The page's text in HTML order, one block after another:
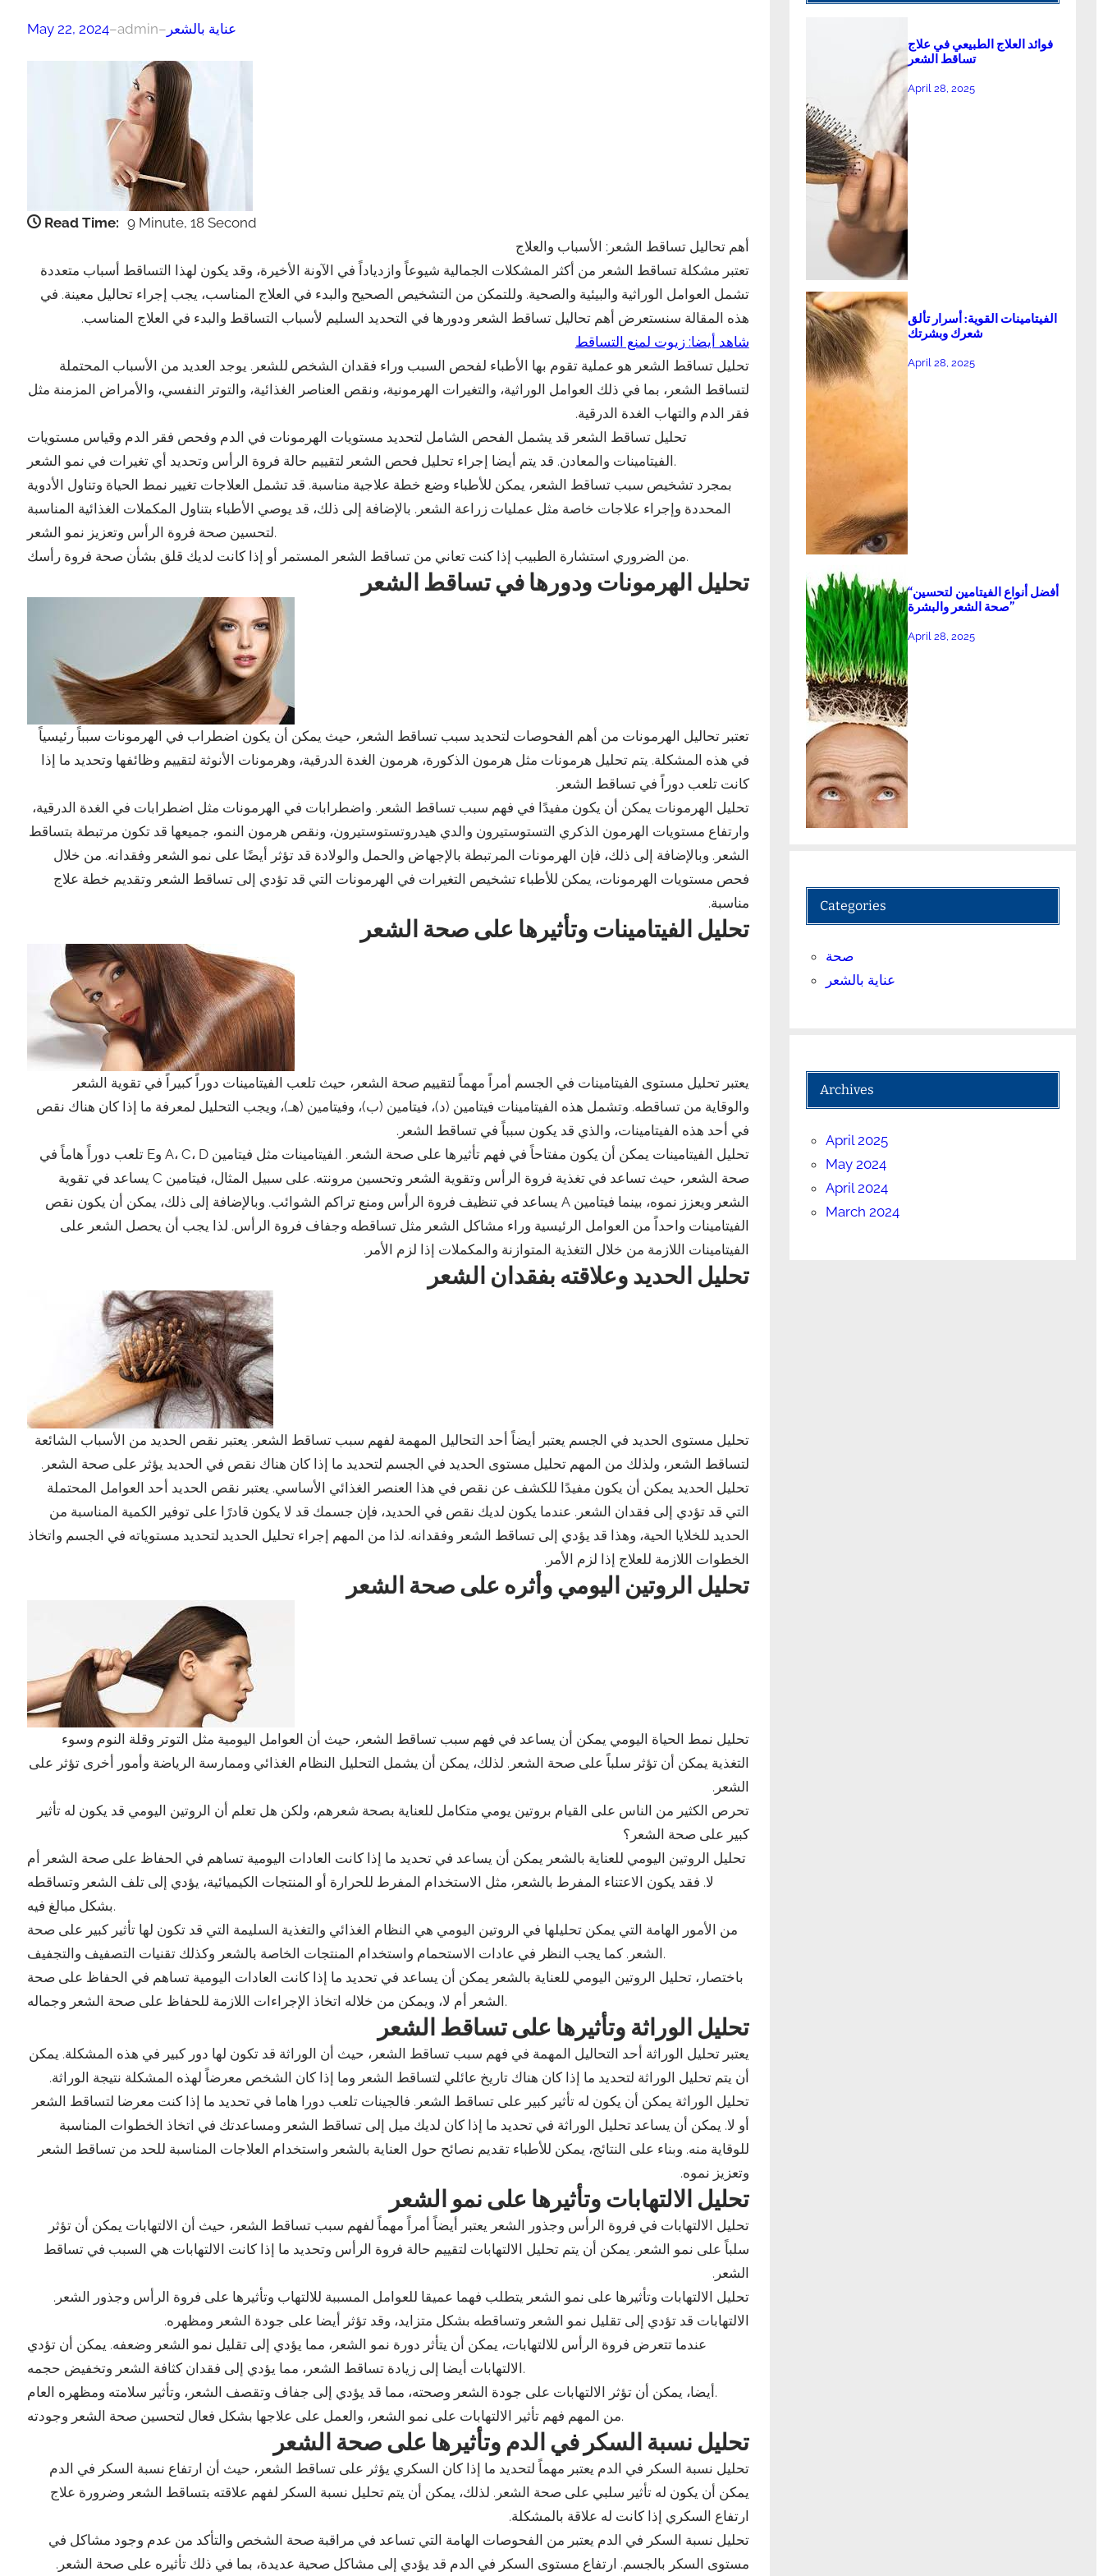
May 22, 2024–admin– عناية بالشعر
Read Time: 9 Minute, 18 Second
أهم تحاليل تساقط الشعر: الأسباب والعلاج
تعتبر مشكلة تساقط الشعر من أكثر المشكلات الجمالية شيوعاً وازدياداً في الآونة الأخيرة، وقد يكون لهذا التساقط أسباب متعددة
تشمل العوامل الوراثية والبيئية والصحية. وللتمكن من التشخيص الصحيح والبدء في العلاج المناسب، يجب إجراء تحاليل معينة. في
هذه المقالة سنستعرض أهم تحاليل تساقط الشعر ودورها في التحديد السليم لأسباب التساقط والبدء في العلاج المناسب.
شاهد أيضا: زيوت لمنع التساقط
تحليل تساقط الشعر هو عملية تقوم بها الأطباء لفحص السبب وراء فقدان الشخص للشعر. يوجد العديد من الأسباب المحتملة
لتساقط الشعر، بما في ذلك العوامل الوراثية، والتغيرات الهرمونية، ونقص العناصر الغذائية، والتوتر النفسي، والأمراض المزمنة مثل
فقر الدم والتهاب الغدة الدرقية.
تحليل تساقط الشعر قد يشمل الفحص الشامل لتحديد مستويات الهرمونات في الدم وفحص فقر الدم وقياس مستويات
الفيتامينات والمعادن. قد يتم أيضا إجراء تحليل فحص الشعر لتقييم حالة فروة الرأس وتحديد أي تغيرات في نمو الشعر.
بمجرد تشخيص سبب تساقط الشعر، يمكن للأطباء وضع خطة علاجية مناسبة. قد تشمل العلاجات تغيير نمط الحياة وتناول الأدوية
المحددة وإجراء علاجات خاصة مثل عمليات زراعة الشعر. بالإضافة إلى ذلك، قد يوصي الأطباء بتناول المكملات الغذائية المناسبة
لتحسين صحة فروة الرأس وتعزيز نمو الشعر.
من الضروري استشارة الطبيب إذا كنت تعاني من تساقط الشعر المستمر أو إذا كانت لديك قلق بشأن صحة فروة رأسك.
تحليل الهرمونات ودورها في تساقط الشعر
تعتبر تحاليل الهرمونات من أهم الفحوصات لتحديد سبب تساقط الشعر، حيث يمكن أن يكون اضطراب في الهرمونات سبباً رئيسياً
في هذه المشكلة. يتم تحليل هرمونات مثل هرمون الذكورة، هرمون الغدة الدرقية، وهرمونات الأنوثة لتقييم وظائفها وتحديد ما إذا
كانت تلعب دوراً في تساقط الشعر.
تحليل الهرمونات يمكن أن يكون مفيدًا في فهم سبب تساقط الشعر. واضطرابات في الهرمونات مثل اضطرابات في الغدة الدرقية،
وارتفاع مستويات الهرمون الذكري التستوستيرون والدي هيدروتستوستيرون، ونقص هرمون النمو، جميعها قد تكون مرتبطة بتساقط
الشعر. وبالإضافة إلى ذلك، فإن الهرمونات المرتبطة بالإجهاض والحمل والولادة قد تؤثر أيضًا على نمو الشعر وفقدانه. من خلال
فحص مستويات الهرمونات، يمكن للأطباء تشخيص التغيرات في الهرمونات التي قد تؤدي إلى تساقط الشعر وتقديم خطة علاج
مناسبة.
تحليل الفيتامينات وتأثيرها على صحة الشعر
يعتبر تحليل مستوى الفيتامينات في الجسم أمراً مهماً لتقييم صحة الشعر، حيث تلعب الفيتامينات دوراً كبيراً في تقوية الشعر
والوقاية من تساقطه. وتشمل هذه الفيتامينات فيتامين (د)، فيتامين (ب)، وفيتامين (هـ)، ويجب التحليل لمعرفة ما إذا كان هناك نقص
في أحد هذه الفيتامينات، والذي قد يكون سبباً في تساقط الشعر.
تحليل الفيتامينات يمكن أن يكون مفتاحاً في فهم تأثيرها على صحة الشعر. الفيتامينات مثل فيتامين A، C، D وE تلعب دوراً هاماً في
صحة الشعر، حيث تساعد في تغذية فروة الرأس وتقوية الشعر وتحسين مرونته. على سبيل المثال، فيتامين C يساعد في تقوية
الشعر ويعزز نموه، بينما فيتامين A يساعد في تنظيف فروة الرأس ومنع تراكم الشوائب. وبالإضافة إلى ذلك، يمكن أن يكون نقص
الفيتامينات واحداً من العوامل الرئيسية وراء مشاكل الشعر مثل تساقطه وجفاف فروة الرأس. لذا يجب أن يحصل الشعر على
الفيتامينات اللازمة من خلال التغذية المتوازنة والمكملات إذا لزم الأمر.
تحليل الحديد وعلاقته بفقدان الشعر
تحليل مستوى الحديد في الجسم يعتبر أيضاً أحد التحاليل المهمة لفهم سبب تساقط الشعر. يعتبر نقص الحديد من الأسباب الشائعة
لتساقط الشعر، ولذلك من المهم تحليل مستوى الحديد في الجسم لتحديد ما إذا كان هناك نقص في الحديد يؤثر على صحة الشعر.
تحليل الحديد يمكن أن يكون مفيدًا للكشف عن نقص في هذا العنصر الغذائي الأساسي. يعتبر نقص الحديد أحد العوامل المحتملة
التي قد تؤدي إلى فقدان الشعر. عندما يكون لديك نقص في الحديد، فإن جسمك قد لا يكون قادرًا على توفير الكمية المناسبة من
الحديد للخلايا الحية، وهذا قد يؤدي إلى تساقط الشعر وفقدانه. لذا من المهم إجراء تحليل الحديد لتحديد مستوياته في الجسم واتخاذ
الخطوات اللازمة للعلاج إذا لزم الأمر.
تحليل الروتين اليومي وأثره على صحة الشعر
تحليل نمط الحياة اليومي يمكن أن يساعد في فهم سبب تساقط الشعر، حيث أن العوامل اليومية مثل التوتر وقلة النوم وسوء
التغذية يمكن أن تؤثر سلباً على صحة الشعر. لذلك، يمكن أن يشمل التحليل النظام الغذائي وممارسة الرياضة وأمور أخرى تؤثر على
الشعر.
تحرص الكثير من الناس على القيام بروتين يومي متكامل للعناية بصحة شعرهم، ولكن هل تعلم أن الروتين اليومي قد يكون له تأثير
كبير على صحة الشعر؟
تحليل الروتين اليومي للعناية بالشعر يمكن أن يساعد في تحديد ما إذا كانت العادات اليومية تساهم في الحفاظ على صحة الشعر أم
لا. فقد يكون الاعتناء المفرط بالشعر، مثل الاستخدام المفرط للحرارة أو المنتجات الكيميائية، يؤدي إلى تلف الشعر وتساقطه
بشكل مبالغ فيه.
من الأمور الهامة التي يمكن تحليلها في الروتين اليومي هي النظام الغذائي والتغذية السليمة التي قد تكون لها تأثير كبير على صحة
الشعر. كما يجب النظر في عادات الاستحمام واستخدام المنتجات الخاصة بالشعر وكذلك تقنيات التصفيف والتجفيف.
باختصار، تحليل الروتين اليومي للعناية بالشعر يمكن أن يساعد في تحديد ما إذا كانت العادات اليومية تساهم في الحفاظ على صحة
الشعر أم لا، ويمكن من خلاله اتخاذ الإجراءات اللازمة للحفاظ على صحة الشعر وجماله.
تحليل الوراثة وتأثيرها على تساقط الشعر
يعتبر تحليل الوراثة أحد التحاليل المهمة في فهم سبب تساقط الشعر، حيث أن الوراثة قد تكون لها دور كبير في هذه المشكلة. يمكن
أن يتم تحليل الوراثة لتحديد ما إذا كان هناك تاريخ عائلي لتساقط الشعر وما إذا كان الشخص معرضاً لهذه المشكلة نتيجة الوراثة.
تحليل الوراثة يمكن أن يكون له تأثير كبير على تساقط الشعر. فالجينات تلعب دورا هاما في تحديد ما إذا كنت معرضا لتساقط الشعر
أو لا. يمكن أن يساعد تحليل الوراثة في تحديد ما إذا كان لديك ميل إلى تساقط الشعر ومساعدتك في اتخاذ الخطوات المناسبة
للوقاية منه. وبناء على النتائج، يمكن للأطباء تقديم نصائح حول العناية بالشعر واستخدام العلاجات المناسبة للحد من تساقط الشعر
وتعزيز نموه.
تحليل الالتهابات وتأثيرها على نمو الشعر
تحليل الالتهابات في فروة الرأس وجذور الشعر يعتبر أيضاً أمراً مهماً لفهم سبب تساقط الشعر، حيث أن الالتهابات يمكن أن تؤثر
سلباً على نمو الشعر. يمكن أن يتم تحليل الالتهابات لتقييم حالة فروة الرأس وتحديد ما إذا كانت الالتهابات هي السبب في تساقط
الشعر.
تحليل الالتهابات وتأثيرها على نمو الشعر يتطلب فهما عميقا للعوامل المسببة للالتهاب وتأثيرها على فروة الرأس وجذور الشعر.
الالتهابات قد تؤدي إلى تقليل نمو الشعر وتساقطه بشكل متزايد، وقد تؤثر أيضا على جودة الشعر ومظهره.
عندما تتعرض فروة الرأس للالتهابات، يمكن أن يتأثر دورة نمو الشعر، مما يؤدي إلى تقليل نمو الشعر وضعفه. يمكن أن تؤدي
الالتهابات أيضا إلى زيادة تساقط الشعر، مما يؤدي إلى فقدان كثافة الشعر وتخفيض حجمه.
أيضا، يمكن أن تؤثر الالتهابات على جودة الشعر وصحته، مما قد يؤدي إلى جفاف وتقصف الشعر، وتأثير سلامته ومظهره العام.
من المهم فهم تأثير الالتهابات على نمو الشعر، والعمل على علاجها بشكل فعال لتحسين صحة الشعر وجودته.
تحليل نسبة السكر في الدم وتأثيرها على صحة الشعر
تحليل نسبة السكر في الدم يعتبر مهماً لتحديد ما إذا كان السكري يؤثر على تساقط الشعر، حيث أن ارتفاع نسبة السكر في الدم
يمكن أن يكون له تأثير سلبي على صحة الشعر. لذلك، يمكن أن يتم تحليل نسبة السكر لفهم علاقته بتساقط الشعر وضرورة علاج
ارتفاع السكري إذا كانت له علاقة بالمشكلة.
تحليل نسبة السكر في الدم يعتبر من الفحوصات الهامة التي تساعد في مراقبة صحة الشخص والتأكد من عدم وجود مشاكل في
مستوى السكر بالجسم. ارتفاع مستوى السكر في الدم قد يؤدي إلى مشاكل صحية عديدة، بما في ذلك تأثيره على صحة الشعر.
فوائد العلاج الطبيعي في علاج
تساقط الشعر
April 28, 2025
الفيتامينات القوية: أسرار تألق
شعرك وبشرتك
April 28, 2025
“أفضل أنواع الفيتامين لتحسين
صحة الشعر والبشرة”
April 28, 2025
Categories
صحة
عناية بالشعر
Archives
April 2025
May 2024
April 2024
March 2024